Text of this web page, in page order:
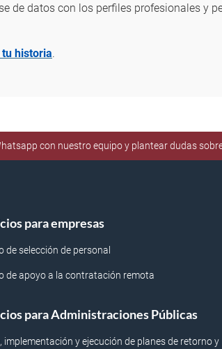
de datos con los perfiles profesionales y
historia.
con nuestro equipo y plantear dudas
para empresas
de selección de personal
de apoyo a la contratación remota
para Administraciones Públicas
implementación y ejecución de planes de retorno y